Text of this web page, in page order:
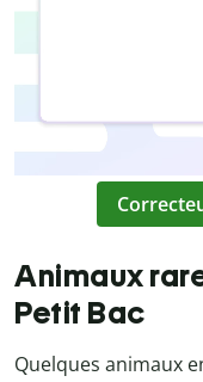
Animaux
Petit Bac
Quelques animaux